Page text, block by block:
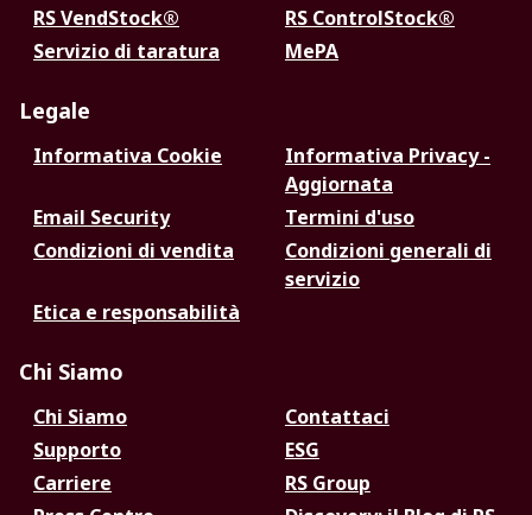
RS VendStock®
RS ControlStock®
Servizio di taratura
MePA
Legale
Informativa Cookie
Informativa Privacy -
Aggiornata
Email Security
Termini d'uso
Condizioni di vendita
Condizioni generali di
servizio
Etica e responsabilità
Chi Siamo
Chi Siamo
Contattaci
Supporto
ESG
Carriere
RS Group